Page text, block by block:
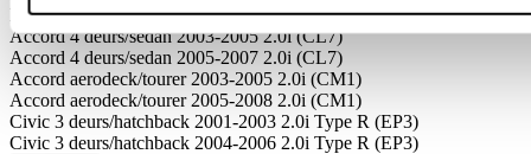
Integra 2001-2006 2.0i Acura RSX Type S (DC5)
Accord 4 deurs/sedan 2003-2005 2.0i (CL7)
Accord 4 deurs/sedan 2005-2007 2.0i (CL7)
Accord aerodeck/tourer 2003-2005 2.0i (CM1)
Accord aerodeck/tourer 2005-2008 2.0i (CM1)
Civic 3 deurs/hatchback 2001-2003 2.0i Type R (EP3)
Civic 3 deurs/hatchback 2004-2006 2.0i Type R (EP3)